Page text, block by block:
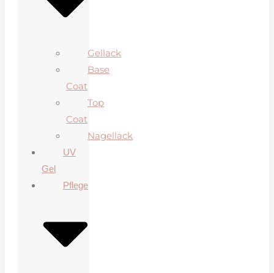
Gellack
Base
Coat
Top
Coat
Nagellack
UV
Gel
Pflege